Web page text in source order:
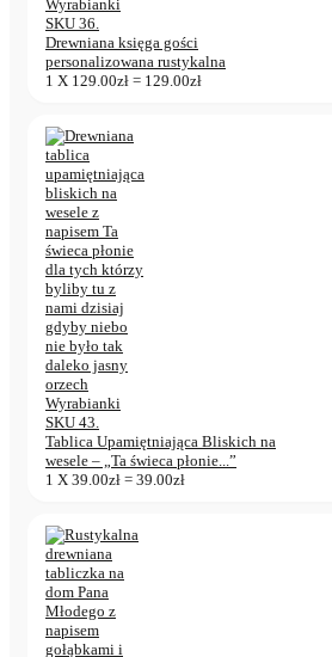
Drewniana księga gości
personalizowana rustykalna
1 X 129.00zł = 129.00zł
Tablica Upamiętniająca Bliskich na
wesele – „Ta świeca płonie...”
1 X 39.00zł = 39.00zł